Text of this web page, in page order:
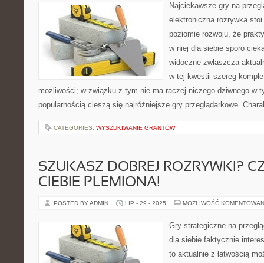
Najciekawsze gry na
elektroniczna rozrywka
poziomie rozwoju, że
w niej dla siebie sporo
widoczne zwłaszcza
w tej kwestii szereg
możliwości; w związku z tym nie ma raczej niczego dziwnego w
popularnością cieszą się najróżniejsze gry przeglądarkowe.
CATEGORIES: WYSZUKIWANIE GRANTÓW
SZUKASZ DOBREJ ROZRYWKI?
CIEBIE PLEMIONA!
POSTED BY ADMIN LIP - 29 - 2025 MOŻLIWOŚĆ
Gry strategiczne na
dla siebie faktycznie
to aktualnie z łatwością